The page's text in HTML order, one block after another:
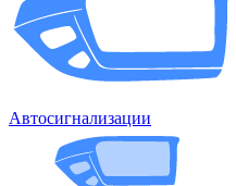
Автосигнализации